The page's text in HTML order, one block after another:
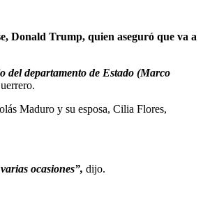
Donald Trump, quien aseguró que va a
del departamento de Estado (Marco
Maduro y su esposa, Cilia Flores,
ocasiones”, dijo.